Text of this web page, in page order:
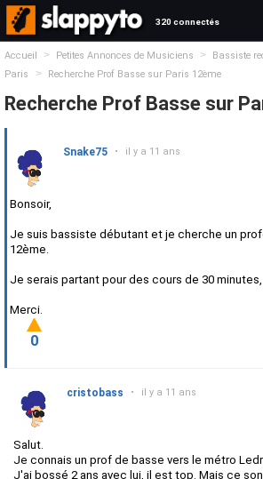
320 connectés
Accueil > Petites Annonces de Musiciens >
Bassiste
Paris
> Recherche Prof Basse sur Paris 12ème
Recherche Prof Basse sur
Snake75 • il y a 11 ans
Bonsoir,
Je suis bassiste débutant et je cherche un
12ème.
Je serais partant pour des cours de 30
Merci.
0
cristobass • il y a 11 ans
Salut.
Je connais un prof de basse vers le métro
J'ai bossé 2 ans avec lui, il est top. Mais ce